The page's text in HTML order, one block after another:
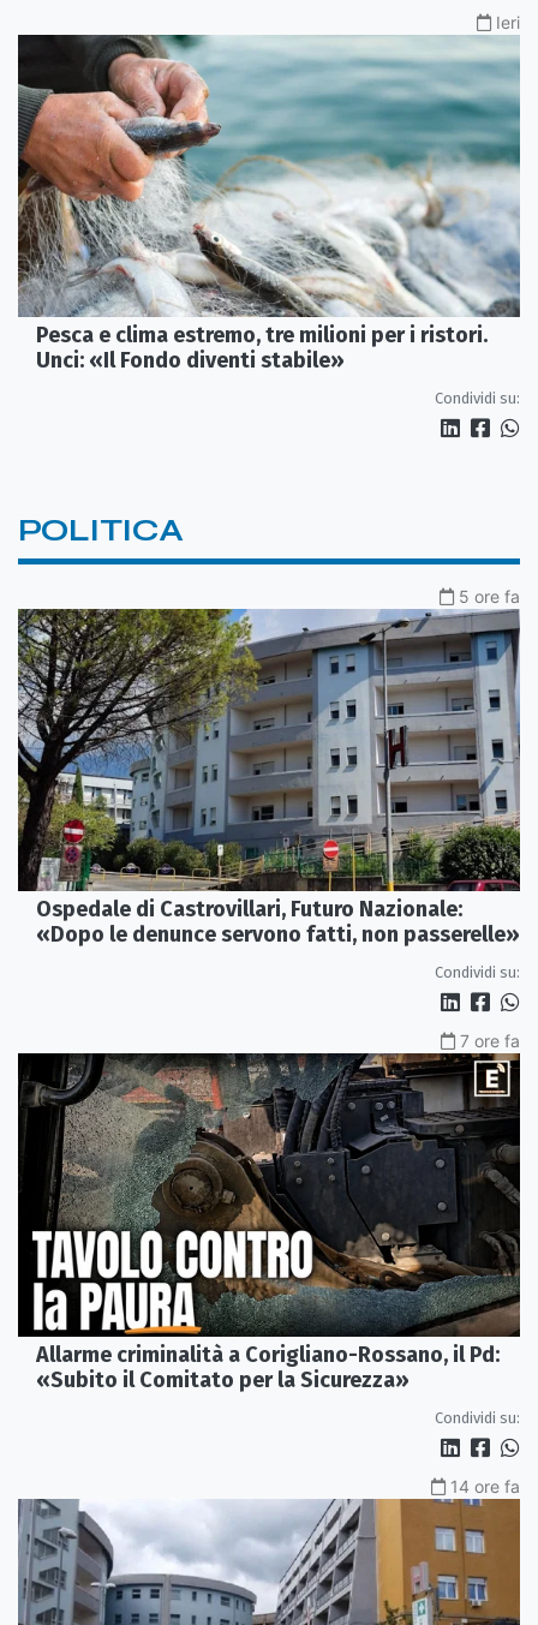
Ieri
Pesca e clima estremo, tre milioni per i ristori.
Unci: «Il Fondo diventi stabile»
Condividi su:
POLITICA
5 ore fa
Ospedale di Castrovillari, Futuro Nazionale:
«Dopo le denunce servono fatti, non passerelle»
Condividi su:
7 ore fa
Allarme criminalità a Corigliano-Rossano, il Pd:
«Subito il Comitato per la Sicurezza»
Condividi su:
14 ore fa